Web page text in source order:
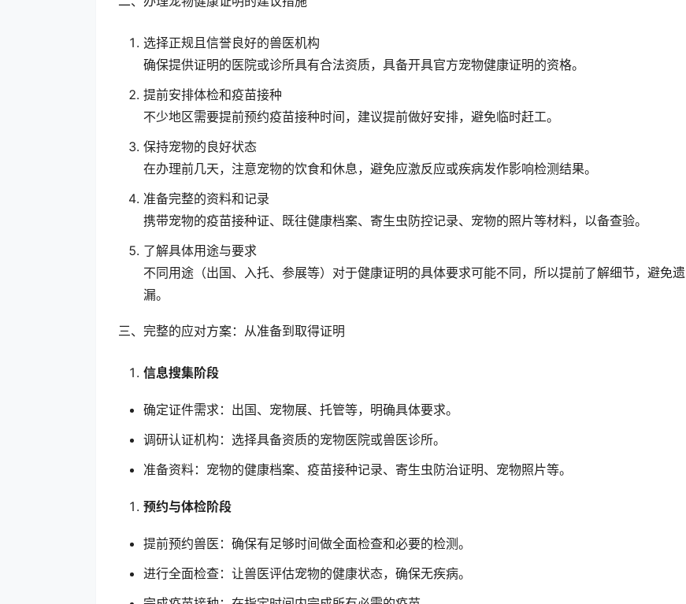
选择正规且信誉良好的兽医机构
确保提供证明的医院或诊所具有合法资质，具备开具官方宠物健康证明的资格。
提前安排体检和疫苗接种
不少地区需要提前预约疫苗接种时间，建议提前做好安排，避免临时赶工。
保持宠物的良好状态
在办理前几天，注意宠物的饮食和休息，避免应激反应或疾病发作影响检测结果。
准备完整的资料和记录
携带宠物的疫苗接种证、既往健康档案、寄生虫防控记录、宠物的照片等材料，以备查验。
了解具体用途与要求
不同用途（出国、入托、参展等）对于健康证明的具体要求可能不同，所以提前了解细节，避免遗
漏。
三、完整的应对方案：从准备到取得证明
信息搜集阶段
确定证件需求：出国、宠物展、托管等，明确具体要求。
调研认证机构：选择具备资质的宠物医院或兽医诊所。
准备资料：宠物的健康档案、疫苗接种记录、寄生虫防治证明、宠物照片等。
预约与体检阶段
提前预约兽医：确保有足够时间做全面检查和必要的检测。
进行全面检查：让兽医评估宠物的健康状态，确保无疾病。